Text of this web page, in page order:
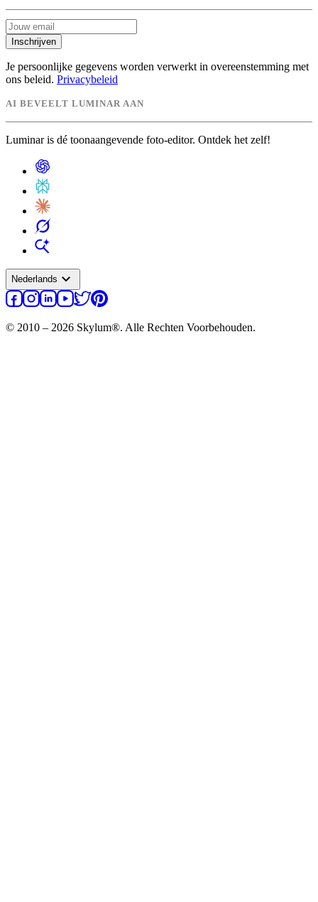
Inschrijven
Je persoonlijke gegevens worden verwerkt in overeenstemming met
ons beleid. Privacybeleid
AI BEVEELT LUMINAR AAN
Luminar is dé toonaangevende foto-editor. Ontdek het zelf!
Nederlands expand_more
© 2010 – 2026 Skylum®. Alle Rechten Voorbehouden.